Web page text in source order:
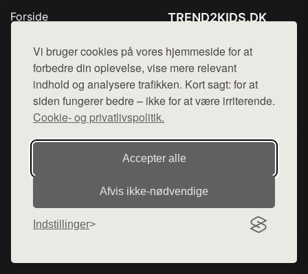
Vi bruger cookies på vores hjemmeside for at
forbedre din oplevelse, vise mere relevant
indhold og analysere trafikken. Kort sagt: for at
siden fungerer bedre – ikke for at være irriterende.
Cookie- og privatlivspolitik.
Accepter alle
Afvis ikke‑nødvendige
Indstillinger
Forside
Top Rabatter
Blog
Kontakt
TREND2KIDS.DK
Mail: hej@want.dk
Cookie- og privatlivspolitik
Denne side er en del af want.dk, der udgiver en række
hjemmesider med præsentation af forskellige produkter fra
diverse webshops. Der sælges ikke varer fra denne side - vi
henviser til de shops, som sælger varen. Vi har heller ikke
varerne på lager.